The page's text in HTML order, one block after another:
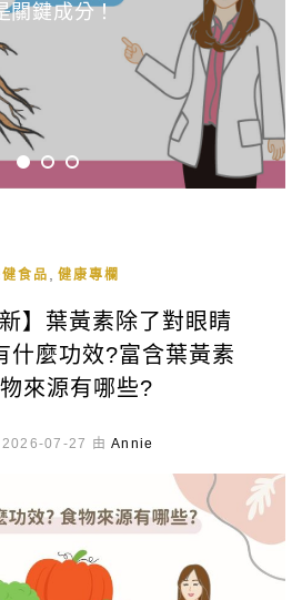
關鍵成分！
食品 健康專欄
】葉黃素除了對眼睛
什麼功效?富含葉黃素
來源有哪些?
2026-07-27 由 Annie